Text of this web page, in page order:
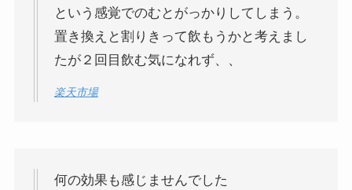
という感覚でのむとがっかりしてしまう。
置き換えと割りきって飲もうかと考えまし
たが２回目飲む気になれず、、
楽天市場
何の効果も感じませんでした